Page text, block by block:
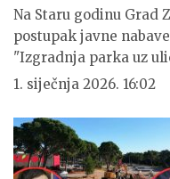
Na Staru godinu Grad
postupak javne
"Izgradnja parka uz
1. siječnja 2026. 16:02